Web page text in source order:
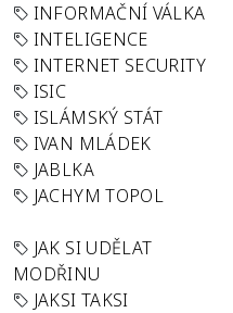
INFORMAČNÍ VÁLKA
INTELIGENCE
INTERNET SECURITY
ISIC
ISLÁMSKÝ STÁT
IVAN MLÁDEK
JABLKA
JACHYM TOPOL
JAK SI UDĚLAT
MODŘINU
JAKSI TAKSI